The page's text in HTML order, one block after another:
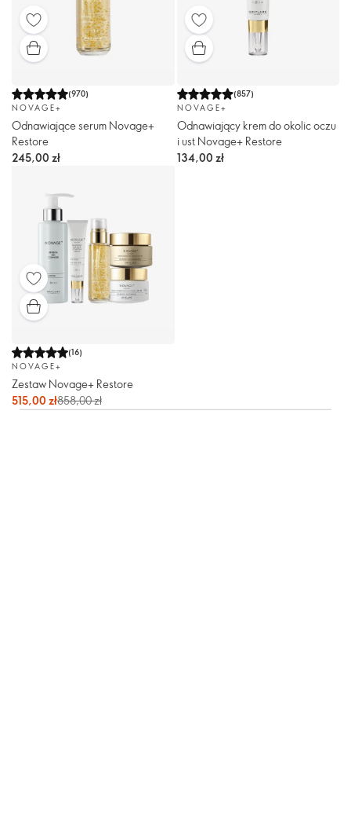
(970)
NOVAGE+
Odnawiające serum Novage+
Restore
245,00 zł
(857)
NOVAGE+
Odnawiający krem do okolic oczu
i ust Novage+ Restore
134,00 zł
(16)
NOVAGE+
Zestaw Novage+ Restore
515,00 zł858,00 zł